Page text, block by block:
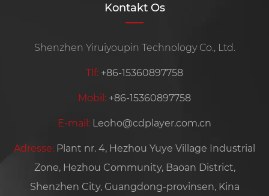
Kontakt Os
Shenzhen Yiruiyoupin Technology Co., Ltd.
Tlf: +86-15360897758
Mobil: +86-15360897758
E-mail: Leoho@cdplayer.com.cn
Adresse: Plant nr. 4, Hezhou Yuye Village Industrial
Zone, Hezhou Community, Baoan District,
Shenzhen City, Guangdong-provinsen, Kina